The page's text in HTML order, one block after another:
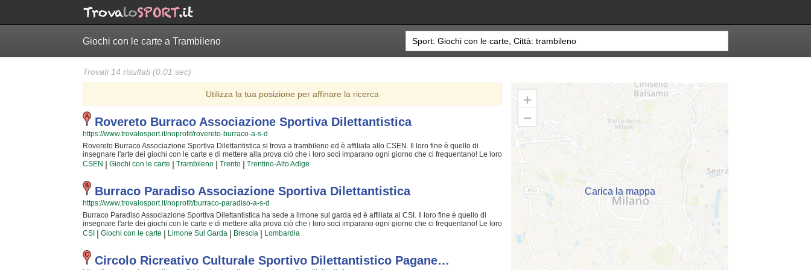
Giochi con le carte a Trambileno
Trovati 14 risultati (0.01 sec)
Utilizza la tua posizione per affinare la ricerca
Rovereto Burraco Associazione Sportiva Dilettantistica
https://www.trovalosport.it/noprofit/rovereto-burraco-a-s-d
Rovereto Burraco Associazione Sportiva Dilettantistica si trova a trambileno ed è affiliata allo CSEN. Il loro fine è quello di
insegnare l'arte dei giochi con le carte e di mettere alla prova ciò che i loro soci imparano ogni giorno che ci frequentano! Le loro
attività si svolgono durante incontri mensili e danno a tutti l'opportunità di imparare gli uni dagli altri e di verificare i miglioramenti
nel tempo, ma anche di poter confrontare idee e nuove soluzioni! I loro iscritti "storici" sono tra i più professionali della zona e
sono ormai affiatati da anni ed anni di strettissima collaborazione; per loro non c'è attività migliore che condividere la propria
esperienza con i nuovi iscritti! Il divertimento che scaturisce facendo giochi con le carte rende questa attività davvero speciale,
per cui, una volta che sarete partiti, non potrete più dimenticarla!! Cosa aspetti ancora per andare a provare??? Rovereto
Burraco Associazione Sportiva Dilettantistica è una grande famiglia in cui potrai trovare un ambiente amichevole e amichevole
in cui passare davvero bene il tuo tempo lontano dagli affanni quotidiani. Se vuoi iscriverti o semplicemente scoprire di più sui
loro corsi puoi andare in sede o mandare un messaggio cliccando sul bottone "Contattaci" presente nella pagina.
CSEN | Giochi con le carte | Trambileno | Trento | Trentino-Alto Adige
Burraco Paradiso Associazione Sportiva Dilettantistica
https://www.trovalosport.it/noprofit/burraco-paradiso-a-s-d
Burraco Paradiso Associazione Sportiva Dilettantistica ha sede a limone sul garda ed è affiliata al CSI. Il loro fine è quello di
insegnare l'arte dei giochi con le carte e di mettere alla prova ciò che i loro soci imparano ogni giorno che ci frequentano! Le loro
attività si svolgono durante incontri mensili e danno a tutti l'opportunità di imparare gli uni dagli altri e di verificare i progressi nel
tempo, ma anche di poter confrontare idee e nuove soluzioni! I loro iscritti "storici" sono tra i più bravi della zona e sono ormai
affiatati da anni ed anni di strettissima collaborazione; per loro non c'è esperienza che dia più soddisfazione che condividere la
propria esperienza con i nuovi iscritti! La soddisfazione che scaturisce facendo giochi con le carte rende questa attività davvero
speciale, per cui, una volta che avrete iniziato, non potrete più dimenticarla!! Cosa aspetti ancora per andare a provare???
CSI | Giochi con le carte | Limone Sul Garda | Brescia | Lombardia
Circolo Ricreativo Culturale Sportivo Dilettantistico Pagane…
Carica la mappa